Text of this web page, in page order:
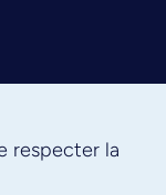
respecter la